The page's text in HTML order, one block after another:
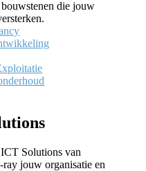
die jouw
Solutions van
jouw organisatie en